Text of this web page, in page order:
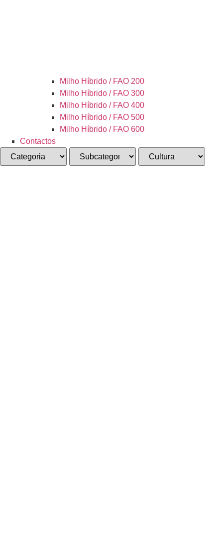
Milho Híbrido / FAO 200
Milho Híbrido / FAO 300
Milho Híbrido / FAO 400
Milho Híbrido / FAO 500
Milho Híbrido / FAO 600
Contactos